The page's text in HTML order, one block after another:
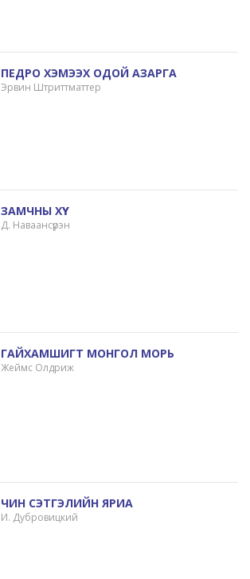
ПЕДРО ХЭМЭЭХ ОДОЙ АЗАРГА
Эрвин Штриттматтер
ЗАМЧНЫ ХҮҮ
Д. Наваансүрэн
ГАЙХАМШИГТ МОНГОЛ МОРЬ
Жеймс Олдриж
ЧИН СЭТГЭЛИЙН ЯРИА
И. Дубровицкий